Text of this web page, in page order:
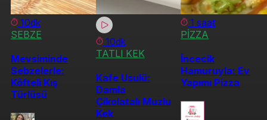
10dk
SEBZE
Mevsiminde
Sebzelerle:
Köfteli Kış
Türlüsü
10dk
TATLI KEK
Kafe Usulü:
Damla
Çikolatalı Muzlu
Kek
1 saat
PİZZA
İncecik
Hamuruyla: Ev
Yapımı Pizza